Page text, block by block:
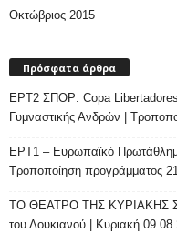
Οκτώβριος 2015
Πρόσφατα άρθρα
ΕΡΤ2 ΣΠΟΡ: Copa
Γυμναστικής Ανδρών |
ΕΡΤ1 – Ευρωπαϊκό
Τροποποίηση προγράμματος
ΤΟ ΘΕΑΤΡΟ ΤΗΣ ΚΥΡΙΑΚΗΣ
του Λουκιανού | Κυριακή